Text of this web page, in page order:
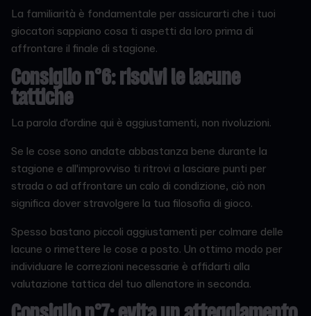
La familiarità è fondamentale per assicurarti che i tuoi
giocatori sappiano cosa ti aspetti da loro prima di
affrontare il finale di stagione.
Consiglio n°6: risolvi le lacune
tattiche
La parola d'ordine qui è aggiustamenti, non rivoluzioni.
Se le cose sono andate abbastanza bene durante la
stagione e all'improvviso ti ritrovi a lasciare punti per
strada o ad affrontare un calo di condizione, ciò non
significa dover stravolgere la tua filosofia di gioco.
Spesso bastano piccoli aggiustamenti per colmare delle
lacune o rimettere le cose a posto. Un ottimo modo per
individuare le correzioni necessarie è affidarti alla
valutazione tattica del tuo allenatore in seconda.